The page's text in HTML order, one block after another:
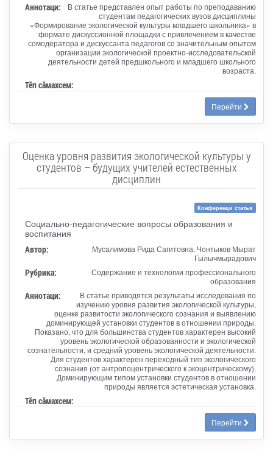
Аннотаци:
В статье представлен опыт работы по преподаванию
студентам педагогических вузов дисциплины
«Формирование экологической культуры младшего школьника» в
формате дискуссионной площадки с привлечением в качестве
сомодератора и дискуссанта педагогов со значительным опытом
организации экологической проектно-исследовательской
деятельности детей предшкольного и младшего школьного
возраста.
Тӗп сӑмахсем:
Перейти
Оценка уровня развития экологической культуры у
студентов – будущих учителей естественных
дисциплин
Конференци статья
Социально-педагогические вопросы образования и
воспитания
Автор:
Мусалимова Рида Сагитовна, Чонтыков Мырат
Гылычмырадович
Рубрика:
Содержание и технологии профессионального
образования
Аннотаци:
В статье приводятся результаты исследования по
изучению уровня развития экологической культуры,
оценке развитости экологического сознания и выявлению
доминирующей установки студентов в отношении природы.
Показано, что для большинства студентов характерен высокий
уровень экологической образованности и экологической
сознательности, и средний уровень экологической деятельности.
Для студентов характерен переходный тип экологического
сознания (от антропоцентрического к экоцентрическому).
Доминирующим типом установки студентов в отношении
природы является эстетическая установка.
Тӗп сӑмахсем:
Перейти